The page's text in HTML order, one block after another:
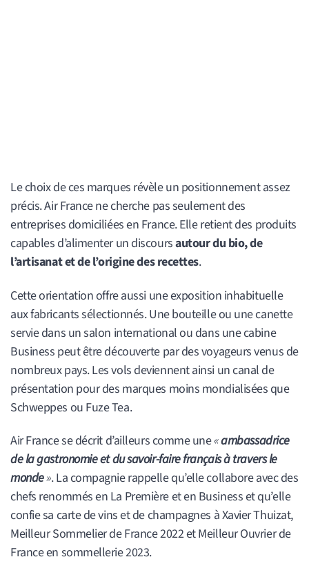
Le choix de ces marques révèle un positionnement assez
précis. Air France ne cherche pas seulement des
entreprises domiciliées en France. Elle retient des produits
capables d’alimenter un discoursautour du bio, de
l’artisanat et de l’origine des recettes.
Cette orientation offre aussi une exposition inhabituelle
aux fabricants sélectionnés. Une bouteille ou une canette
servie dans un salon international ou dans une cabine
Business peut être découverte par des voyageurs venus de
nombreux pays. Les vols deviennent ainsi un canal de
présentation pour des marques moins mondialisées que
Schweppes ou Fuze Tea.
Air France se décrit d’ailleurs comme une«ambassadrice
de la gastronomie et du savoir-faire français à travers le
monde». La compagnie rappelle qu’elle collabore avec des
chefs renommés en La Première et en Business et qu’elle
confie sa carte de vins et de champagnes à Xavier Thuizat,
Meilleur Sommelier de France 2022 et Meilleur Ouvrier de
France en sommellerie 2023.